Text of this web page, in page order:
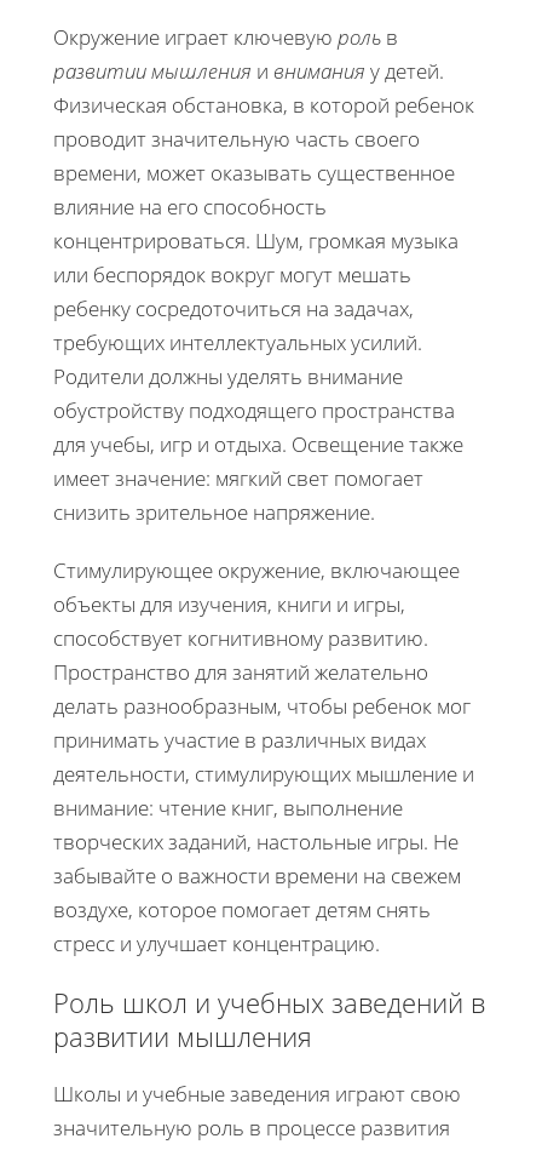
Окружение играет ключевую роль в
развитиимышления и внимания у детей.
Физическая обстановка, в которой ребенок
проводит значительную часть своего
времени, может оказывать существенное
влияние на его способность
концентрироваться. Шум, громкая музыка
или беспорядок вокруг могут мешать
ребенку сосредоточиться на задачах,
требующих интеллектуальных усилий.
Родители должны уделять внимание
обустройству подходящего пространства
для учебы, игр и отдыха. Освещение также
имеет значение: мягкий свет помогает
снизить зрительное напряжение.
Стимулирующее окружение, включающее
объекты для изучения, книги и игры,
способствует когнитивному развитию.
Пространство для занятий желательно
делать разнообразным, чтобы ребенок мог
принимать участие в различных видах
деятельности, стимулирующих мышление и
внимание: чтение книг, выполнение
творческих заданий, настольные игры. Не
забывайте о важности времени на свежем
воздухе, которое помогает детям снять
стресс и улучшает концентрацию.
Роль школ и учебных заведений в
развитии мышления
Школы и учебные заведения играют свою
значительную роль в процессе развития